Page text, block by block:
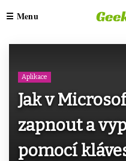
Aplikace
Jak v
zapnout a
pomocí